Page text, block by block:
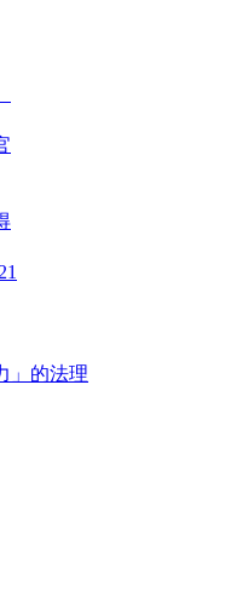
」的法理